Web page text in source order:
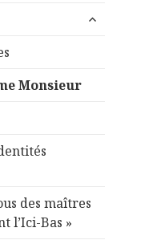
sous-
ouvrir
Monsieur
des maîtres
l’Ici-Bas »